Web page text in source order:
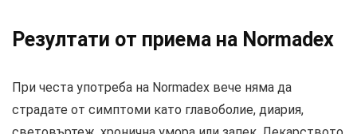
Резултати от приема на Normadex
При честа употреба на Normadex вече няма да
страдате от симптоми като главоболие, диария,